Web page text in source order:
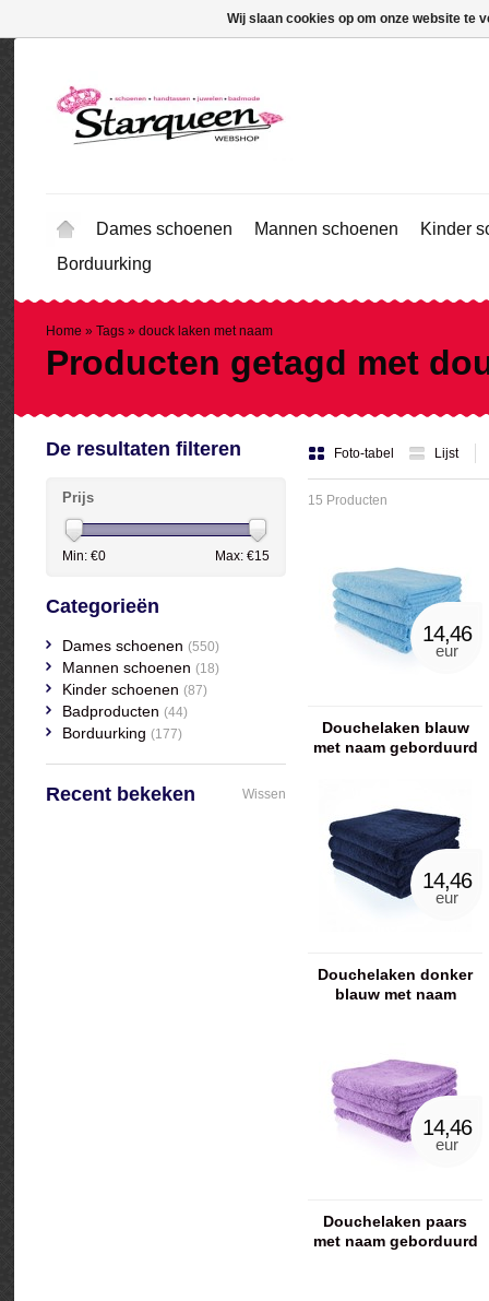
Dames schoenen Mannen schoenen
Kinder
Borduurking
Home » Tags » douck laken met naam
Producten getagd met
Foto-tabel Lijst
15 Producten
14,46
eur
Douchelaken blauw
met naam geborduurd
14,46
eur
Douchelaken donker
blauw met naam
14,46
eur
Douchelaken paars
met naam geborduurd
De resultaten filteren
Prijs
Min: €0 Max: €15
Categorieën
Dames schoenen (550)
Mannen schoenen (18)
Kinder schoenen (87)
Badproducten (44)
Borduurking (177)
Recent bekeken Wissen
Wij slaan cookies op om onze website te